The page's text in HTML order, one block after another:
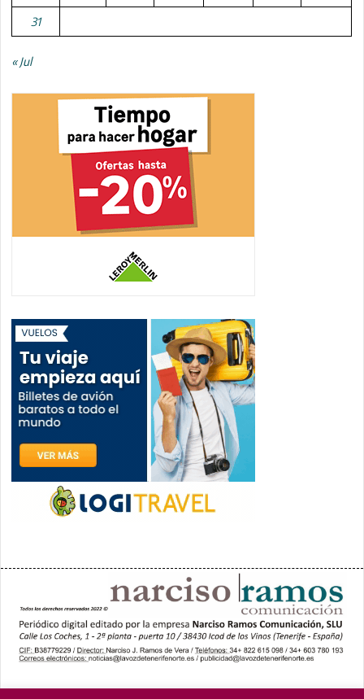
31
« Jul
PORTADA YCODEN DAUTE (7)
VALLE DE LA OROTAVA (3)